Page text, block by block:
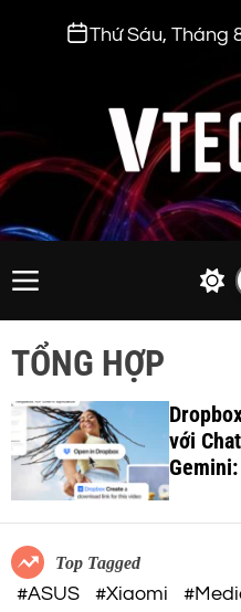
t
o
c
o
e
Thứ Sáu, Tháng
v
c
h
t
i
n
.
c
m
M
e
w
h
c
o
o
d
TỔNG HỢP
với
cảnh
việc AI
Top Tagged
#ASUS #Xiaomi